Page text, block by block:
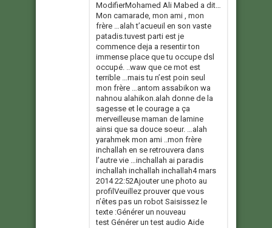
ModifierMohamed Ali Mabed a dit…
Mon camarade, mon ami , mon
frère …alah t’acueuil en son vaste
patadis.tuvest parti est je
commence deja a resentir ton
immense place que tu occupe dsl
occupé. ..waw que ce mot est
terrible …mais tu n’est poin seul
mon frère …antom assabikon wa
nahnou alahikon.alah donne de la
sagesse et le courage a ça
merveilleuse maman de lamine
ainsi que sa douce soeur. …alah
yarahmek mon ami ..mon frère
inchallah en se retrouvera dans
l’autre vie …inchallah ai paradis
inchallah inchallah inchallah4 mars
2014 22:52Ajouter une photo au
profilVeuillez prouver que vous
n’êtes pas un robot Saisissez le
texte :Générer un nouveau
test Générer un test audio Aide